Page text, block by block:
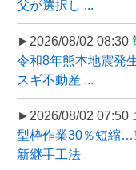
父が選択し ...
►2026/08/02 08:30
令和8年熊本地震発
スギ不動産 ...
►2026/08/02 07:50
型枠作業30％短縮…
新継手工法